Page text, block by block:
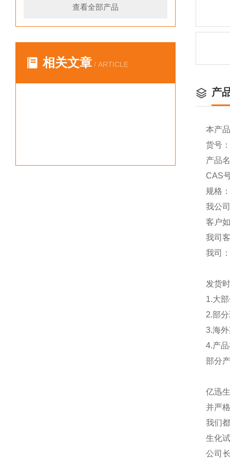
查看全部产品
相关文章 / ARTICLE
产
本产
货号
产品
CAS
规格
我公
客户
我司
我司
发货
1.大
2.部
3.海
4.产
部分
亿迅
并严
我们
生化
公司